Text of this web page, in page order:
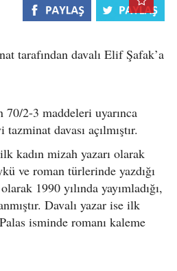
tarafından davalı Elif Şafak’a
2-3 maddeleri uyarınca
davası açılmıştır.
kadın mizah yazarı olarak
ve roman türlerinde yazdığı
1990 yılında yayımladığı,
Davalı yazar ise ilk
isminde romanı kaleme